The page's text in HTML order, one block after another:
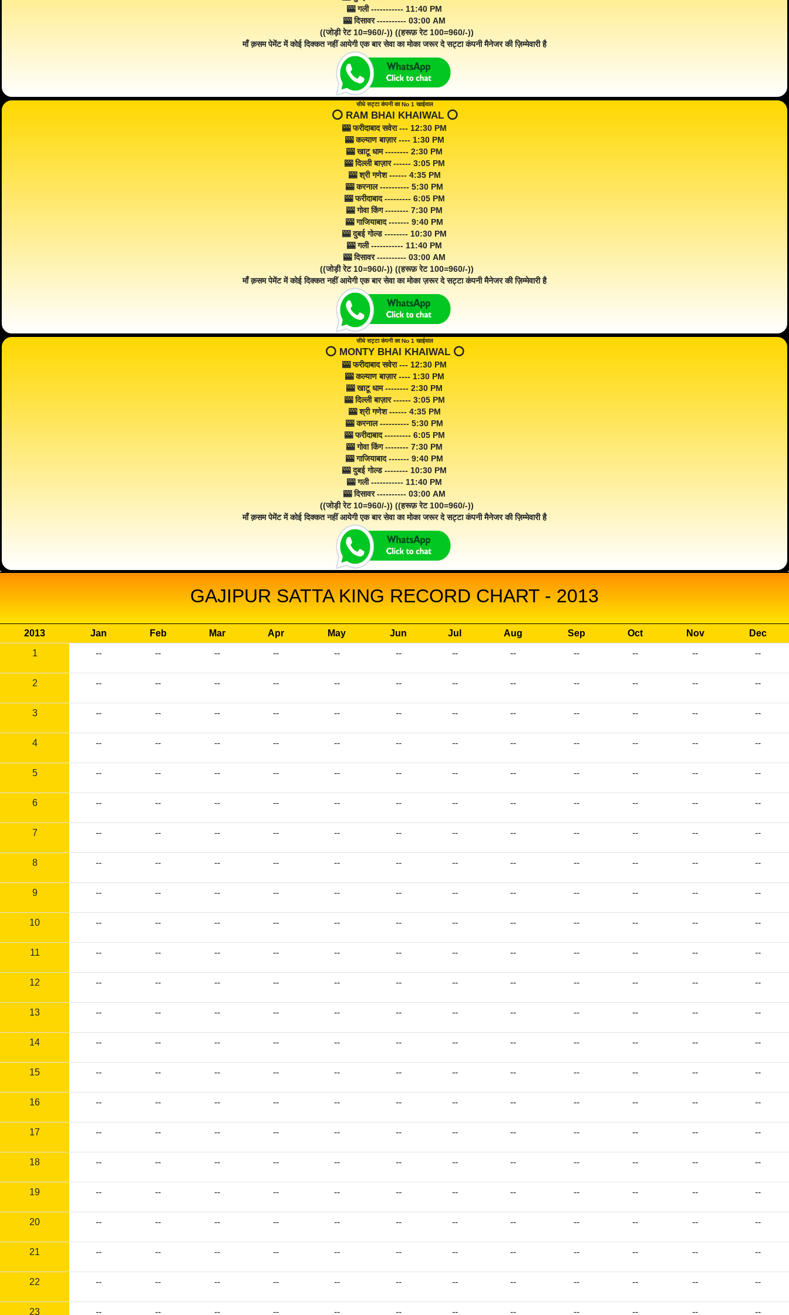
🎰 गली ----------- 11:40 PM
🎰 दिसावर ---------- 03:00 AM
((जोड़ी रेट 10=960/-)) ((हरूफ़ रेट 100=960/-))
माँ क़सम पेमेंट में कोई दिक्कत नहीं आयेगी एक बार सेवा का मोका जरूर दे सट्टा कंपनी मैनेजर की ज़िम्मेवारी है
सीधे सट्टा कंपनी का No 1 खाईवाल
⭕️ RAM BHAI KHAIWAL ⭕️
🎰 फरीदाबाद सवेरा --- 12:30 PM
🎰 कल्याण बाज़ार ---- 1:30 PM
🎰 खाटू धाम -------- 2:30 PM
🎰 दिल्ली बाज़ार ------ 3:05 PM
🎰 श्री गणेश ------ 4:35 PM
🎰 करनाल ---------- 5:30 PM
🎰 फरीदाबाद --------- 6:05 PM
🎰 गोवा किंग -------- 7:30 PM
🎰 गाजियाबाद ------- 9:40 PM
🎰 दुबई गोल्ड -------- 10:30 PM
🎰 गली ----------- 11:40 PM
🎰 दिसावर ---------- 03:00 AM
((जोड़ी रेट 10=960/-)) ((हरूफ़ रेट 100=960/-))
माँ क़सम पेमेंट में कोई दिक्कत नहीं आयेगी एक बार सेवा का मोका ज़रूर दे सट्टा कंपनी मैनेजर की ज़िम्मेवारी है
सीधे सट्टा कंपनी का No 1 खाईवाल
⭕️ MONTY BHAI KHAIWAL ⭕️
🎰 फरीदाबाद सवेरा --- 12:30 PM
🎰 कल्याण बाज़ार ---- 1:30 PM
🎰 खाटू धाम -------- 2:30 PM
🎰 दिल्ली बाज़ार ------ 3:05 PM
🎰 श्री गणेश ------ 4:35 PM
🎰 करनाल ---------- 5:30 PM
🎰 फरीदाबाद --------- 6:05 PM
🎰 गोवा किंग -------- 7:30 PM
🎰 गाजियाबाद ------- 9:40 PM
🎰 दुबई गोल्ड -------- 10:30 PM
🎰 गली ----------- 11:40 PM
🎰 दिसावर ---------- 03:00 AM
((जोड़ी रेट 10=960/-)) ((हरूफ़ रेट 100=960/-))
माँ क़सम पेमेंट में कोई दिक्कत नहीं आयेगी एक बार सेवा का मोका जरूर दे सट्टा कंपनी मैनेजर की ज़िम्मेवारी है
GAJIPUR SATTA KING RECORD CHART - 2013
2013 Jan Feb Mar Apr May Jun Jul Aug Sep Oct Nov
Dec
1
-- -- -- -- -- -- -- -- -- -- -- --
2 -- -- -- -- -- -- -- -- -- -- -- --
3 -- -- -- -- -- -- -- -- -- -- -- --
4 -- -- -- -- -- -- -- -- -- -- -- --
5 -- -- -- -- -- -- -- -- -- -- -- --
6 -- -- -- -- -- -- -- -- -- -- -- --
7 -- -- -- -- -- -- -- -- -- -- -- --
8 -- -- -- -- -- -- -- -- -- -- -- --
9 -- -- -- -- -- -- -- -- -- -- -- --
10 -- -- -- -- -- -- -- -- -- -- -- --
11 -- -- -- -- -- -- -- -- -- -- -- --
12 -- -- -- -- -- -- -- -- -- -- -- --
13 -- -- -- -- -- -- -- -- -- -- -- --
14 -- -- -- -- -- -- -- -- -- -- -- --
15 -- -- -- -- -- -- -- -- -- -- -- --
16 -- -- -- -- -- -- -- -- -- -- -- --
17 -- -- -- -- -- -- -- -- -- -- -- --
18 -- -- -- -- -- -- -- -- -- -- -- --
19 -- -- -- -- -- -- -- -- -- -- -- --
20 -- -- -- -- -- -- -- -- -- -- -- --
21 -- -- -- -- -- -- -- -- -- -- -- --
22 -- -- -- -- -- -- -- -- -- -- -- --
23 -- -- -- -- -- -- -- -- -- -- -- --